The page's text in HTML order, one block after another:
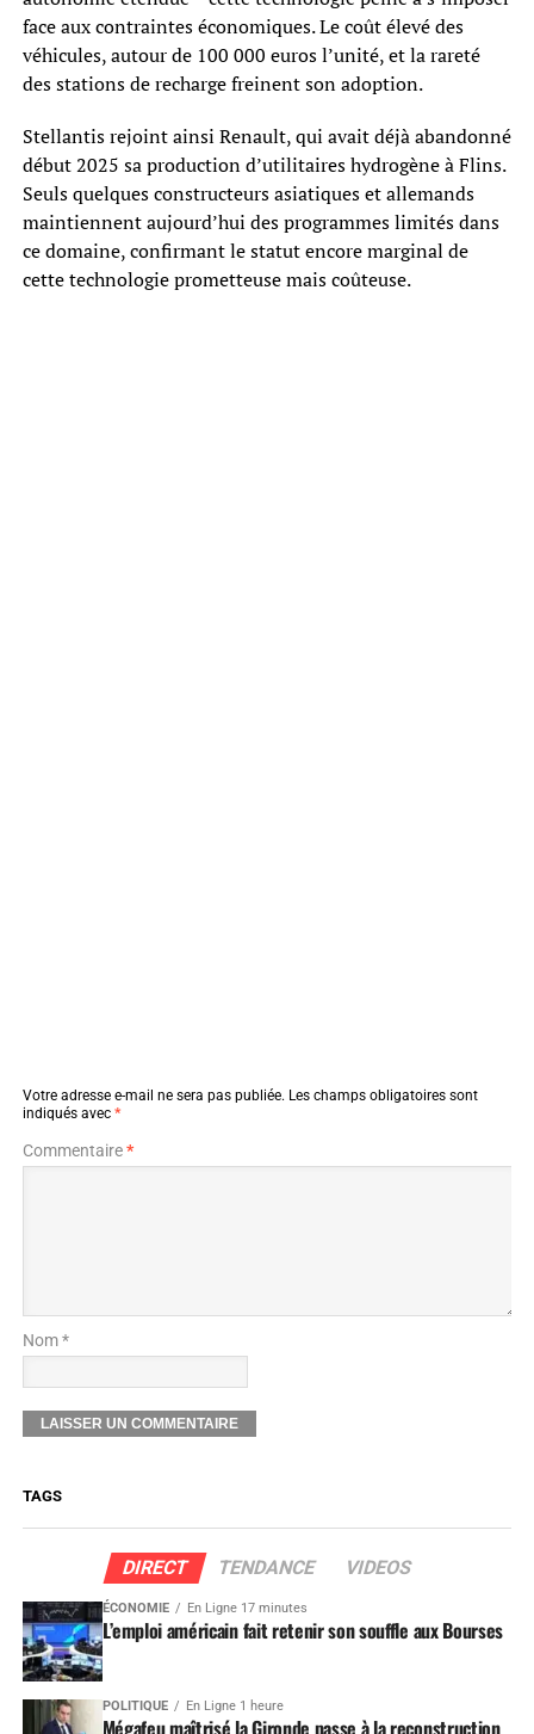
face aux contraintes économiques. Le coût élevé des
véhicules, autour de 100 000 euros l’unité, et la rareté
des stations de recharge freinent son adoption.
Stellantis rejoint ainsi Renault, qui avait déjà abandonné
début 2025 sa production d’utilitaires hydrogène à Flins.
Seuls quelques constructeurs asiatiques et allemands
maintiennent aujourd’hui des programmes limités dans
ce domaine, confirmant le statut encore marginal de
cette technologie prometteuse mais coûteuse.
Votre adresse e-mail ne sera pas publiée. Les champs obligatoires sont
indiqués avec *
Commentaire*
Nom *
TAGS
DIRECT TENDANCE VIDEOS
ÉCONOMIE En Ligne 17 minutes
L’emploi américain fait retenir son souffle aux Bourses
POLITIQUE En Ligne 1 heure
Mégafeu maîtrisé la Gironde passe à la reconstruction